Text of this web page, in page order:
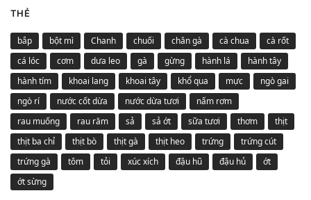
THẺ
bắp bột mì Chanh chuối chân gà cà chua
cà rốt
cá lóc
cơm dưa leo gà gừng hành lá
hành tây
hành tím
khoai lang khoai tây khổ qua mực
ngò gai
ngò rí
nước cốt dừa nước dừa tươi
nấm rơm
rau muống
rau răm sả sả ớt sữa tươi thơm
thịt
thịt ba chỉ
thịt bò thịt gà thịt heo trứng
trứng cút
trứng gà
tôm tỏi xúc xích đậu hũ đậu hủ
ớt
ớt sừng